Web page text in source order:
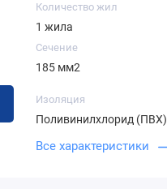
Количество жил
1 жила
Сечение
185 мм2
Изоляция
Поливинилхлорид (ПВХ)
Теоретический вес 1
километра
Все характеристики